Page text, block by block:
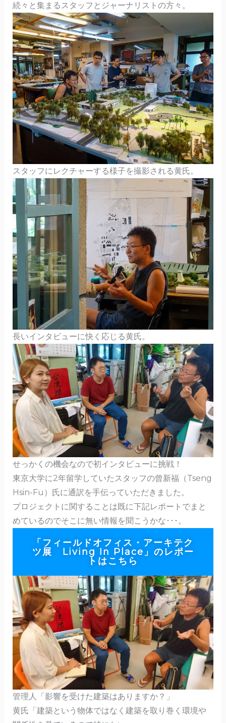
続々と集まるスタッフとジャーナリストの方々。
スタッフにレクチャーする様子を撮影される黄氏。
長いインタビューに快く応じる黄氏。
せっかくの機会なので初インタビューに挑戦！
東京大学に2年留学していたスタッフの曾新福（Tseng
Hsin-Fu）氏に通訳を手伝っていただきました。
プロジェクトに関することは既に下記レポートでまと
めているのでそこに無い情報を聞こうかな･･･。
「フィールドオフィス・アーキテク
ツ展 Living In Place」のレポー
トはこちら
管理人「影響を受けた建築はありますか？」
黄氏「建築という物体ではなく建築を取り巻く環境や